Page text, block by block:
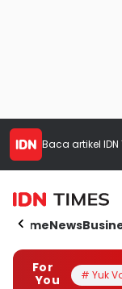
Baca artikel
HomeNews
For
You
# Yuk